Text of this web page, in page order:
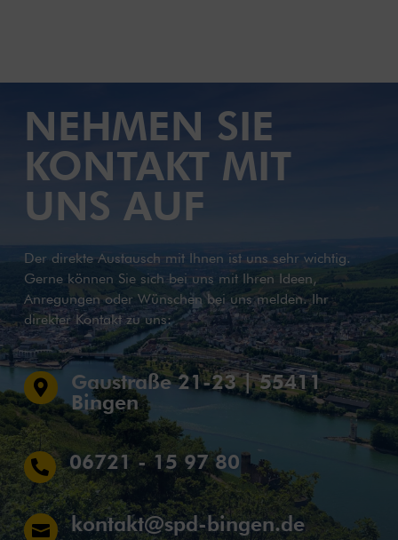
NEHMEN SIE
KONTAKT MIT
UNS AUF
Der direkte Austausch mit Ihnen ist uns sehr wichtig.
Gerne können Sie sich bei uns mit Ihren Ideen,
Anregungen oder Wünschen bei uns melden. Ihr
direkter Kontakt zu uns:

Gaustraße 21-23 | 55411
Bingen
 06721 - 15 97 80
 kontakt@spd-bingen.de